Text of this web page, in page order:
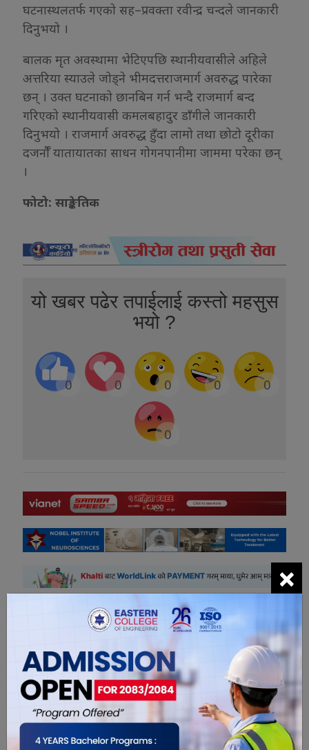
घटनास्थलतर्फ गएको सह–प्रवक्ता रवीन्द्र चन्दले जानकारी
दिनुभयो ।
बालक मृत अवस्थामा भेटिएपछि स्थानीयवासीले अहिले
अत्तरिया स्याउले जोड्ने भीमदत्तराजमार्ग अवरुद्ध पारेका
छन् । उक्त घटनाको छानबिन गर्न भन्दै राजमार्ग बन्द
गरिएको स्थानीयवासी कमलबहादुर डाँगीले जानकारी
दिनुभयो । राजमार्ग अवरुद्ध हुँदा लामो तथा छोटो दूरीका
दजर्नौँ यातायातका साधन गोगनपानीमा जाममा परेका छन्
।
फोटो: साङ्केतिक
यो खबर पढेर तपाईलाई कस्तो महसुस
भयो ?
0 0 0 0 0
0
सम्बंधित खबरहरु
×